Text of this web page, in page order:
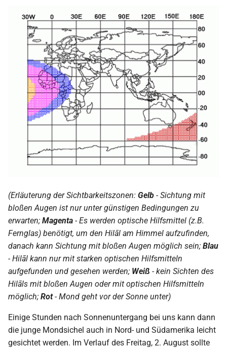
2011
2003
2002
2001
2000
(Erläuterung der Sichtbarkeitszonen: Gelb - Sichtung mit
bloßen Augen ist nur unter günstigen Bedingungen zu
erwarten; Magenta - Es werden optische Hilfsmittel (z.B.
Fernglas) benötigt, um den Hilāl am Himmel aufzufinden,
danach kann Sichtung mit bloßen Augen möglich sein; Blau
- Hilāl kann nur mit starken optischen Hilfsmitteln
aufgefunden und gesehen werden; Weiß - kein Sichten des
Hilāls mit bloßen Augen oder mit optischen Hilfsmitteln
möglich; Rot- Mond geht vor der Sonne unter)
Einige Stunden nach Sonnenuntergang bei uns kann dann
die junge Mondsichel auch in Nord- und Südamerika leicht
gesichtet werden. Im Verlauf des Freitag, 2. August sollte